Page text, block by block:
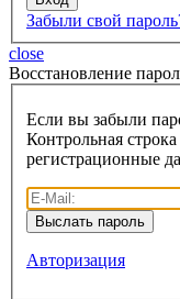
Забыли свой
close
Восcтановление
Если вы забыли
Контрольная
регистрационные
Авторизация